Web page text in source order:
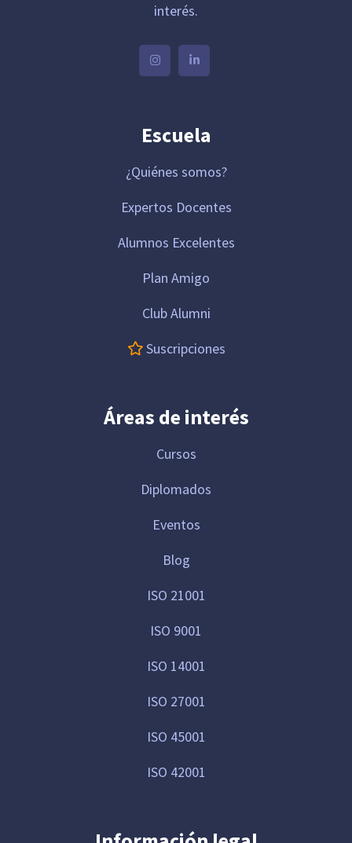
interés.
Escuela
¿Quiénes somos?
Expertos Docentes
Alumnos Excelentes
Plan Amigo
Club Alumni
Suscripciones
Áreas de interés
Cursos
Diplomados
Eventos
Blog
ISO 21001
ISO 9001
ISO 14001
ISO 27001
ISO 45001
ISO 42001